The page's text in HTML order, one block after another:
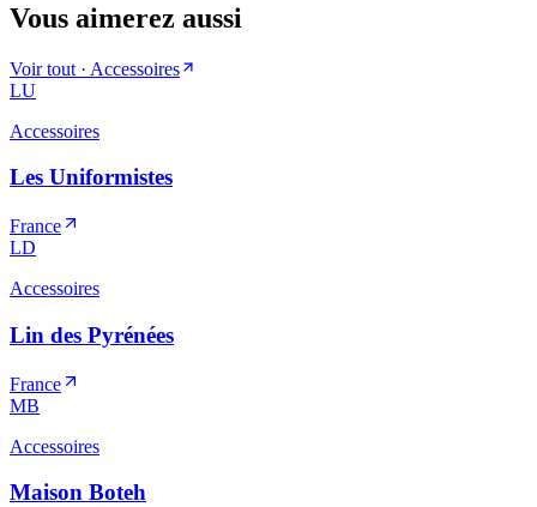
Vous aimerez aussi
Voir tout · Accessoires
LU
Accessoires
Les Uniformistes
France
LD
Accessoires
Lin des Pyrénées
France
MB
Accessoires
Maison Boteh